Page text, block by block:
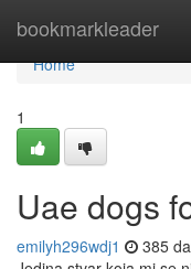
bookmarkleader
Home
Home
1
Uae dogs
emilyh296wdj1 385